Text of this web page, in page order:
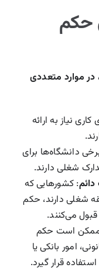
حکم
موارد متعددی
نیاز به ارائه
دانشگاه‌ها برای
شغلی دارند.
: کشورهایی که
شغلی دارند، حکم
قبول می‌کنند.
است حکم
امور بانکی یا
قرار گیرد.